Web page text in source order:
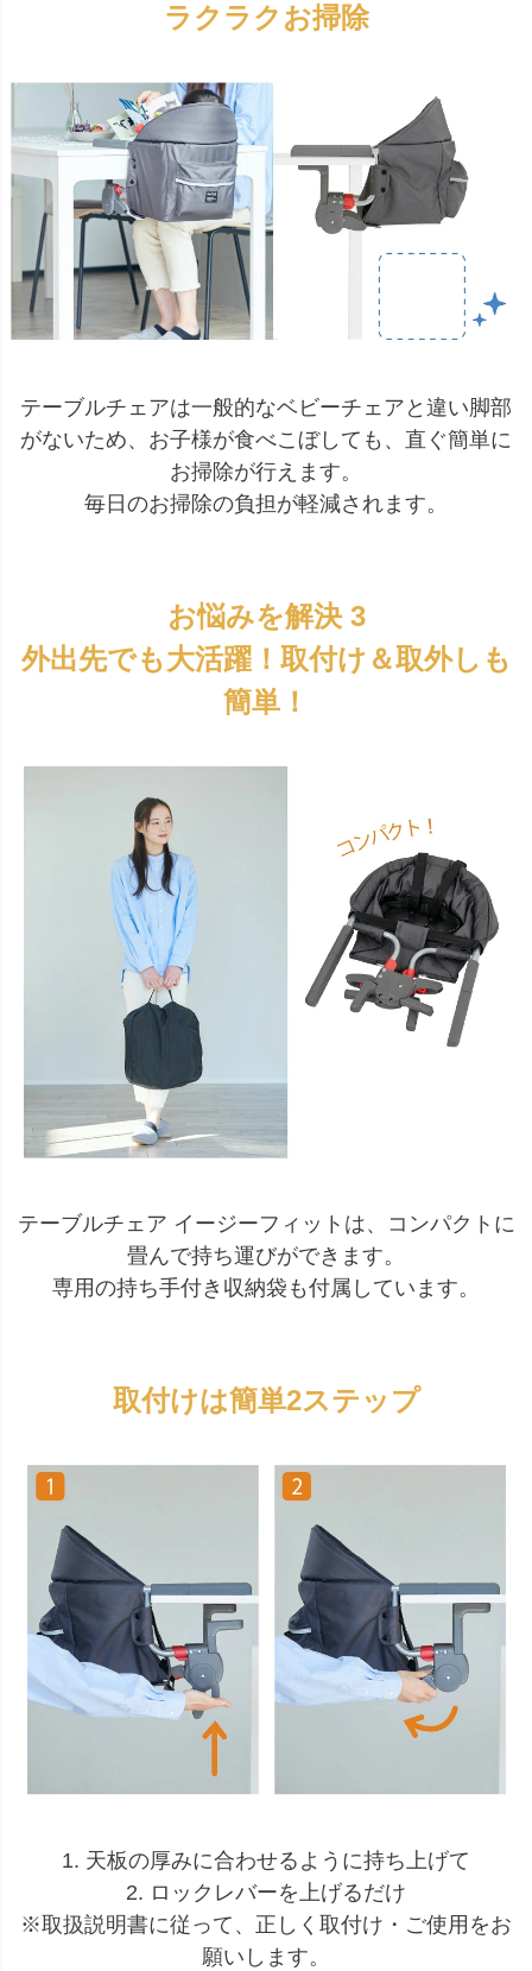
ラクラクお掃除
テーブルチェアは一般的なベビーチェアと違い脚部
がないため、お子様が食べこぼしても、直ぐ簡単に
お掃除が行えます。
毎日のお掃除の負担が軽減されます。
お悩みを解決 3
外出先でも大活躍！取付け＆取外しも
簡単！
テーブルチェア イージーフィットは、コンパクトに
畳んで持ち運びができます。
専用の持ち手付き収納袋も付属しています。
取付けは簡単2ステップ
1. 天板の厚みに合わせるように持ち上げて
2. ロックレバーを上げるだけ
※取扱説明書に従って、正しく取付け・ご使用をお
願いします。